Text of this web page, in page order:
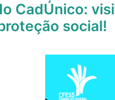
CadÚnico:
social!